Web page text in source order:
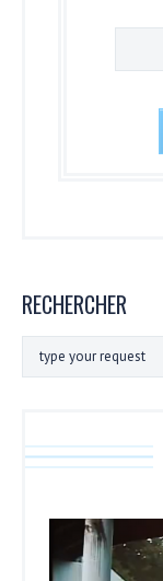
RECHERCHER